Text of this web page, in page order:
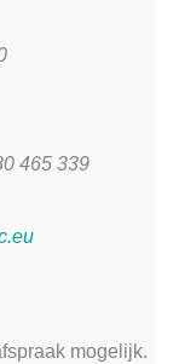
465 339
mogelijk.